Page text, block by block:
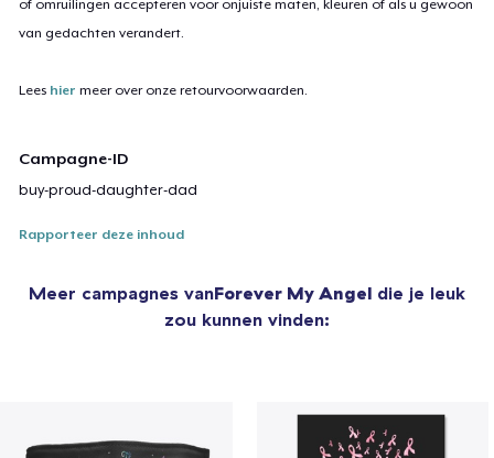
of omruilingen accepteren voor onjuiste maten, kleuren of als u gewoon
van gedachten verandert.
Lees hier meer over onze retourvoorwaarden.
Campagne-ID
buy-proud-daughter-dad
Rapporteer deze inhoud
Meer campagnes vanForever My Angel die je leuk
zou kunnen vinden: